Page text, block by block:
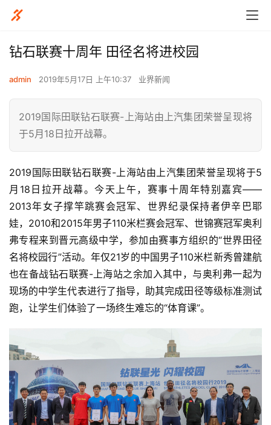
钻石联赛十周年 田径名将进校园
admin 2019年5月17日 上午10:37 业界新闻
2019国际田联钻石联赛-上海站由上汽集团荣誉呈现将
于5月18日拉开战幕。
2019国际田联钻石联赛-上海站由上汽集团荣誉呈现将于5
月18日拉开战幕。今天上午，赛事十周年特别嘉宾——
2013年女子撑竿跳赛会冠军、世界纪录保持者伊辛巴耶
娃，2010和2015年男子110米栏赛会冠军、世锦赛冠军奥利
弗专程来到晋元高级中学，参加由赛事方组织的“世界田径
名将校园行”活动。年仅21岁的中国男子110米栏新秀曾建航
也在备战钻石联赛-上海站之余加入其中，与奥利弗一起为
现场的中学生代表进行了指导，助其完成田径等级标准测试
跑，让学生们体验了一场终生难忘的“体育课”。